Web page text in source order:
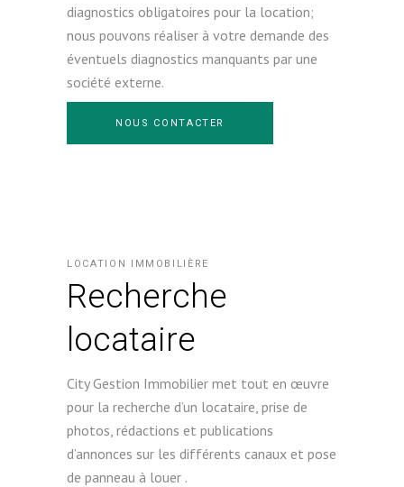
diagnostics obligatoires pour la location;
nous pouvons réaliser à votre demande des
éventuels diagnostics manquants par une
société externe.
NOUS CONTACTER
LOCATION IMMOBILIÈRE
Recherche
locataire
City Gestion Immobilier met tout en œuvre
pour la recherche d’un locataire, prise de
photos, rédactions et publications
d’annonces sur les différents canaux et pose
de panneau à louer .